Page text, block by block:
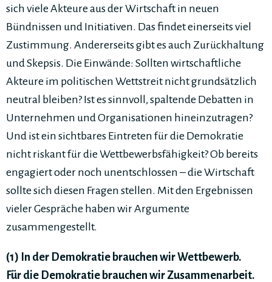
sich viele Akteure aus der Wirtschaft in neuen
Bündnissen und Initiativen. Das findet einerseits viel
Zustimmung. Andererseits gibt es auch Zurückhaltung
und Skepsis. Die Einwände: Sollten wirtschaftliche
Akteure im politischen Wettstreit nicht grundsätzlich
neutral bleiben? Ist es sinnvoll, spaltende Debatten in
Unternehmen und Organisationen hineinzutragen?
Und ist ein sichtbares Eintreten für die Demokratie
nicht riskant für die Wettbewerbsfähigkeit? Ob bereits
engagiert oder noch unentschlossen – die Wirtschaft
sollte sich diesen Fragen stellen. Mit den Ergebnissen
vieler Gespräche haben wir Argumente
zusammengestellt.
(1) In der Demokratie brauchen wir Wettbewerb.
Für die Demokratie brauchen wir Zusammenarbeit.